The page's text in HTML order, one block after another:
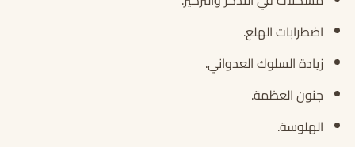
اضطرابات الهلع.
زيادة السلوك العدواني.
جنون العظمة.
الهلوسة.